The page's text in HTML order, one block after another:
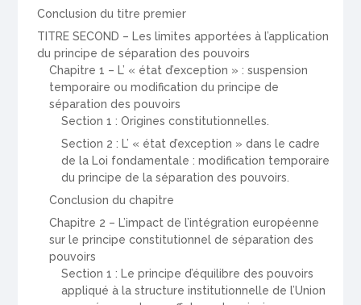
Conclusion du titre premier
TITRE SECOND – Les limites apportées à l’application
du principe de séparation des pouvoirs
Chapitre 1 – L’ « état d’exception » : suspension
temporaire ou modification du principe de
séparation des pouvoirs
Section 1 : Origines constitutionnelles.
Section 2 : L’ « état d’exception » dans le cadre
de la Loi fondamentale : modification temporaire
du principe de la séparation des pouvoirs.
Conclusion du chapitre
Chapitre 2 – L’impact de l’intégration européenne
sur le principe constitutionnel de séparation des
pouvoirs
Section 1 : Le principe d’équilibre des pouvoirs
appliqué à la structure institutionnelle de l’Union